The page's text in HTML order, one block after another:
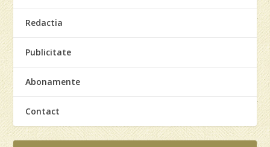
Redactia
Publicitate
Abonamente
Contact